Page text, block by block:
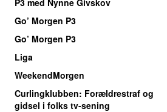
Go’ Morgen P3
Go’ Morgen P3
Liga
WeekendMorgen
Curlingklubben: Forældrestraf og
gidsel i folks tv-sening